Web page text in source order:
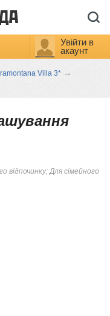
Увійти в
акаунт
Villa 3* →
відпочинку; Для сімейного